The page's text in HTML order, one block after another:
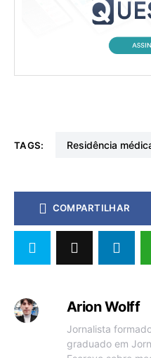
TAGS: residência
COMPARTILHAR
Arion Wolff
Jornalista
graduado em